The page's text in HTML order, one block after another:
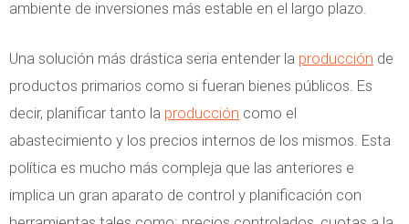
ambiente de inversiones más estable en el largo plazo.
Una solución más drástica seria entender la producción de
productos primarios como si fueran bienes públicos. Es
decir, planificar tanto la producción como el
abastecimiento y los precios internos de los mismos. Esta
política es mucho más compleja que las anteriores e
implica un gran aparato de control y planificación con